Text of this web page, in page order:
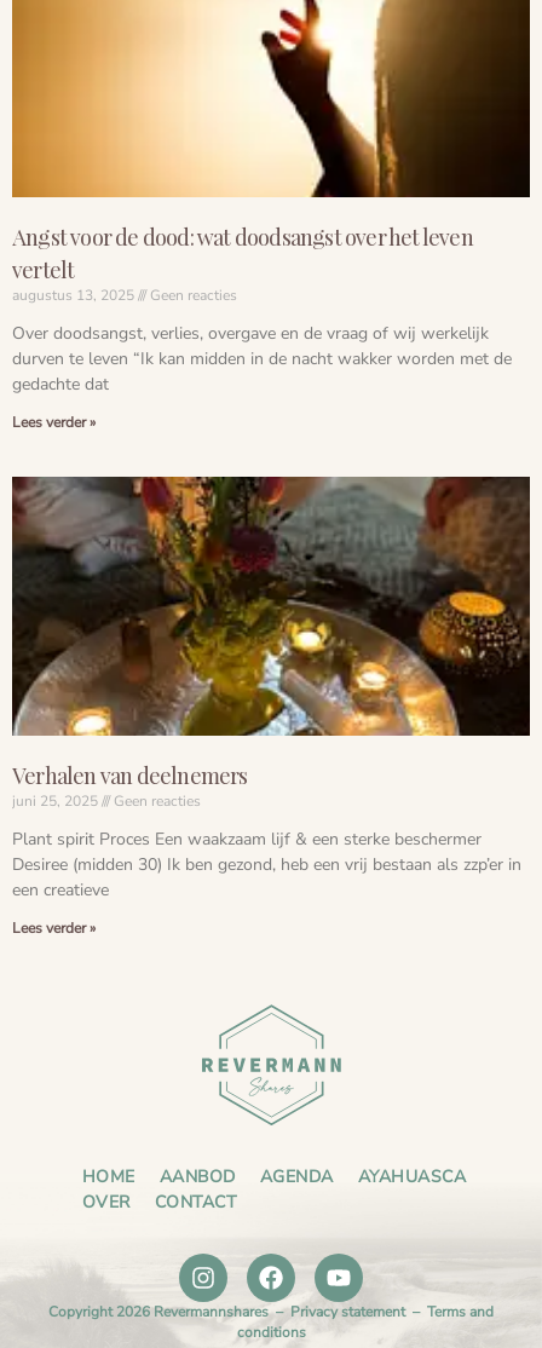
Angst voor de dood: wat doodsangst over het leven
vertelt
augustus 13, 2025 Geen reacties
Over doodsangst, verlies, overgave en de vraag of wij werkelijk
durven te leven “Ik kan midden in de nacht wakker worden met de
gedachte dat
Lees verder »
Verhalen van deelnemers
juni 25, 2025 Geen reacties
Plant spirit Proces Een waakzaam lijf & een sterke beschermer
Desiree (midden 30) Ik ben gezond, heb een vrij bestaan als zzp’er in
een creatieve
Lees verder »
HOME AANBOD AGENDA
AYAHUASCA
OVER
CONTACT
Copyright 2026 Revermannshares –Privacy statement– Terms and
conditions